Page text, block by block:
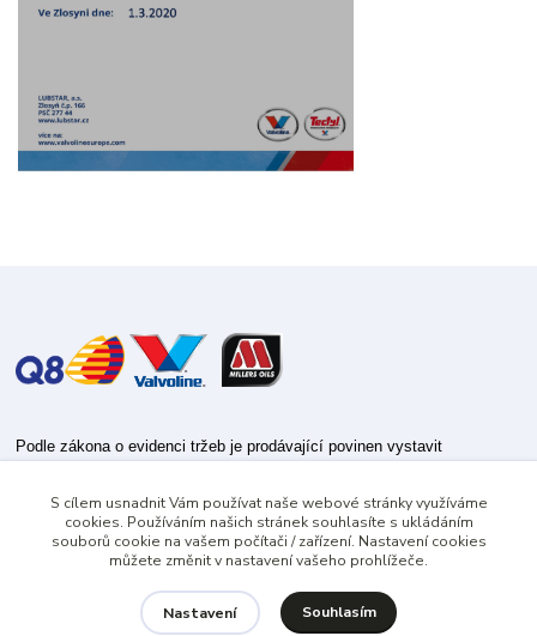
Podle zákona o evidenci tržeb je prodávající povinen vystavit
Zároveň je povinen zaevidovat přijatou tržbu u správce daně online; v
případě technického výpadku pak nejpozději do 48 hodin.
S cílem usnadnit Vám používat naše webové stránky využíváme
cookies. Používáním našich stránek souhlasíte s ukládáním
souborů cookie na vašem počítači / zařízení. Nastavení cookies
můžete změnit v nastavení vašeho prohlížeče.
Nastavení Souhlasím